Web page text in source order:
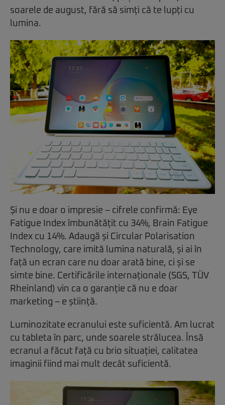
soarele de august, fără să simți că te lupți cu
lumina.
Și nu e doar o impresie – cifrele confirmă: Eye
Fatigue Index îmbunătățit cu 34%, Brain Fatigue
Index cu 14%. Adaugă și Circular Polarisation
Technology, care imită lumina naturală, și ai în
față un ecran care nu doar arată bine, ci și se
simte bine. Certificările internaționale (SGS, TÜV
Rheinland) vin ca o garanție că nu e doar
marketing – e știință.
Luminozitate ecranului este suficientă. Am lucrat
cu tableta în parc, unde soarele strălucea. Însă
ecranul a făcut față cu brio situației, calitatea
imaginii fiind mai mult decât suficientă.